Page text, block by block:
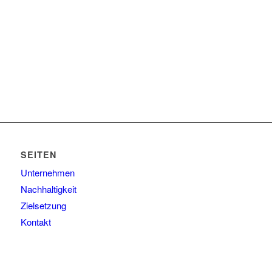
SEITEN
Unternehmen
Nachhaltigkeit
Zielsetzung
Kontakt